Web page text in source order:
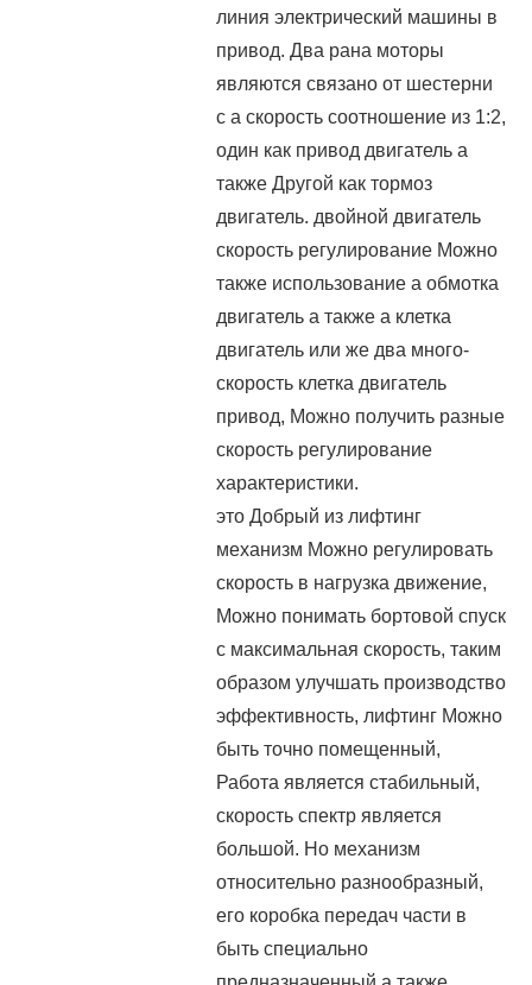
линия электрический машины в
привод. Два рана моторы
являются связано от шестерни
с a скорость соотношение из 1:2,
один как привод двигатель а
также Другой как тормоз
двигатель. двойной двигатель
скорость регулирование Можно
также использование a обмотка
двигатель а также a клетка
двигатель или же два много-
скорость клетка двигатель
привод, Можно получить разные
скорость регулирование
характеристики.
это Добрый из лифтинг
механизм Можно регулировать
скорость в нагрузка движение,
Можно понимать бортовой спуск
с максимальная скорость, таким
образом улучшать производство
эффективность, лифтинг Можно
быть точно помещенный,
Работа является стабильный,
скорость спектр является
большой. Но механизм
относительно разнообразный,
его коробка передач части в
быть специально